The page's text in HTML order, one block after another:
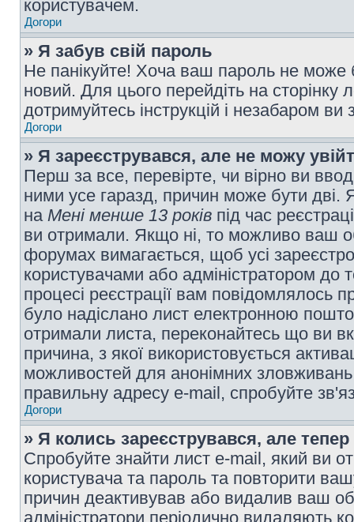
користувачем.
Догори
» Я забув свій пароль
Не панікуйте! Хоча ваш пароль не може
новий. Для цього перейдіть на сторінку
дотримуйтесь інструкцій і незабаром
Догори
» Я зареєструвався, але не можу
Перш за все, перевірте, чи вірно ви
ними усе гаразд, причин може бути дві.
на Мені менше 13 років під час
ви отримали. Якщо ні, то можливо ваш
форумах вимагається, щоб усі
користувачами або адміністратором до
процесі реєстрації вам повідомлялось
було надіслано лист електронною
отримали листа, переконайтесь що ви
причина, з якої використовується
можливостей для анонімних
правильну адресу e-mail, спробуйте
Догори
» Я колись зареєструвався, але
Спробуйте знайти лист e-mail, який ви
користувача та пароль та повторити
причин деактивував або видалив ваш
адміністратори періодично видаляють